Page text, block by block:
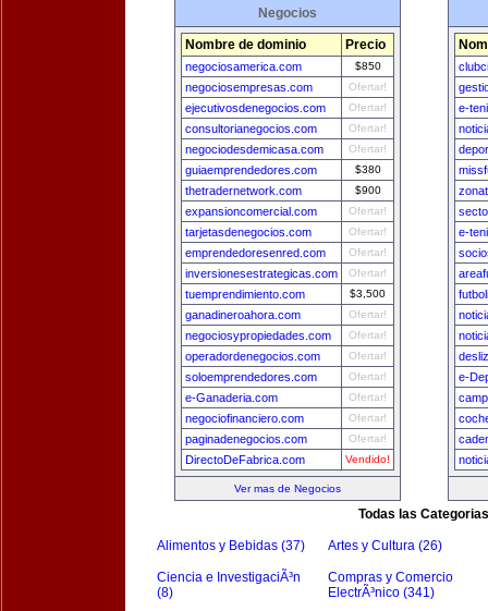
Negocios
Nombre de dominio Precio
negociosamerica.com $850
negociosempresas.com Ofertar!
ejecutivosdenegocios.com Ofertar!
consultorianegocios.com Ofertar!
negociodesdemicasa.com Ofertar!
guiaemprendedores.com $380
thetradernetwork.com $900
expansioncomercial.com Ofertar!
tarjetasdenegocios.com Ofertar!
emprendedoresenred.com Ofertar!
inversionesestrategicas.com Ofertar!
tuemprendimiento.com $3,500
ganadineroahora.com Ofertar!
negociosypropiedades.com Ofertar!
operadordenegocios.com Ofertar!
soloemprendedores.com Ofertar!
e-Ganaderia.com Ofertar!
negociofinanciero.com Ofertar!
paginadenegocios.com Ofertar!
DirectoDeFabrica.com Vendido!
Ver mas de Negocios
e-
e-
e-
Todas las Categorias
Alimentos y Bebidas (37) Artes y Cultura (26)
Ciencia e InvestigaciÃ³n
(8)
Compras y Comercio
ElectrÃ³nico (341)